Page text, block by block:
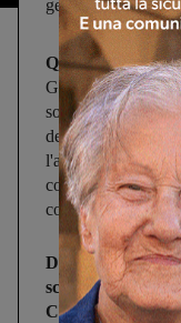
genitori nei
Questione mensa
Giovanni si terrà
soprattutto alla
della città.
l'amministrazione
comprensivi
consigli d'istituto.
Da quest'anno e
scolastica a San
Cooperativa